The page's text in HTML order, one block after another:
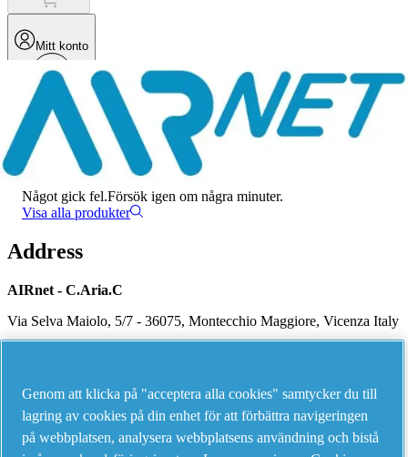
Mitt konto
Meny
Det har uppstått ett fel
Något gick fel.Försök igen om några minuter.
Visa alla produkter
Address
AIRnet - C.Aria.C
Via Selva Maiolo, 5/7 - 36075, Montecchio Maggiore, Vicenza Italy
Piping Systems - click to see details
Genom att klicka på "acceptera alla cookies" samtycker du till
lagring av cookies på din enhet för att förbättra navigeringen
på webbplatsen, analysera webbplatsens användning och bistå